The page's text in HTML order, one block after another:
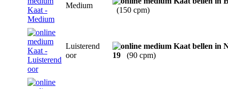
Medium
(150 cpm)
Luisterend
oor
19 (90 cpm)